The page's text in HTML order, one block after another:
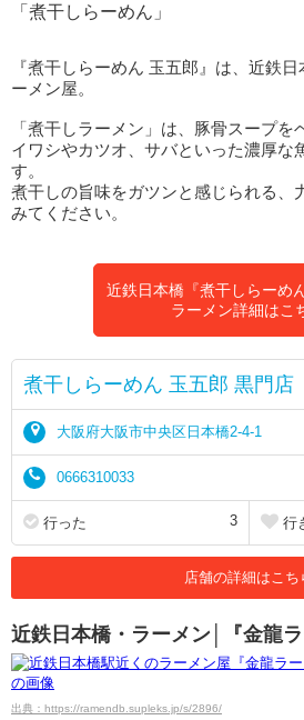
「煮干しらーめん」
『煮干しらーめん 玉五郎』は、近鉄
ーメン屋。
「煮干しラーメン」は、豚骨スープ
イワシやカツオ、サバといった濃厚な
す。
煮干しの旨味をガツンと感じられる、
みてください。
近鉄日本橋『煮干しらーめ
ラーメン詳細はこ
煮干しらーめん 玉五郎 黒門店
大阪府大阪市中央区日本橋2-4-1
0666310033
行った 3 行
店舗の詳細はこち
近鉄日本橋・ラーメン│『金龍ラ
出典：https://ramendb.supleks.jp/s/2896/